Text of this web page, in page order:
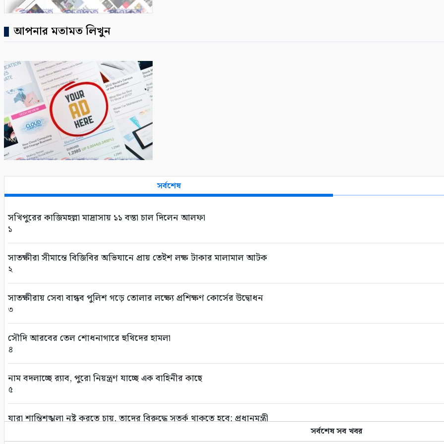
আপনার মতামত লিখুন
সর্বশেষ
সখিপুরের কাজিমহল্লা মাদ্রাসায় ১১ বস্তা চাল দিলেন আলফা
১
সাতক্ষীরা সীমান্তে বিজিবির অভিযানে প্রায় তেইশ লক্ষ টাকার মালামাল আটক
২
সাতক্ষীরায় সেবা বান্ধব পুলিশ গড়ে তোলার লক্ষ্যে প্রশিক্ষণ কোর্সের উদ্বোধন
৩
সৌদি আরবের তেল শোধনাগারে হুথিদের হামলা
৪
নাম বদলাচ্ছে র‌্যাব, পুরো নিয়ন্ত্রণ যাচ্ছে এক বাহিনীর কাছে
৫
যারা শান্তিশৃঙ্খলা নষ্ট করতে চায়, তাদের বিরুদ্ধে সতর্ক থাকতে হবে: প্রধানমন্ত্রী
সর্বশেষ সব খবর